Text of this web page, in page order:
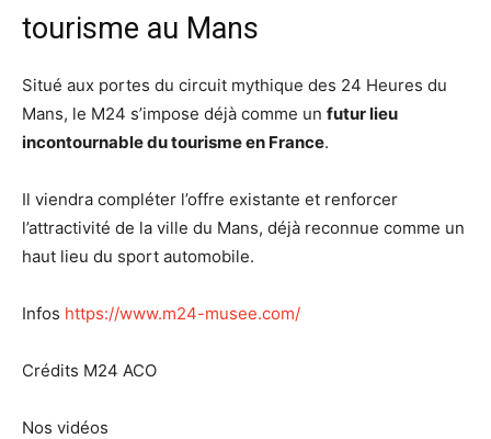
tourisme au Mans
Situé aux portes du circuit mythique des 24 Heures du
Mans, le M24 s’impose déjà comme un futur lieu
incontournable du tourisme en France.
Il viendra compléter l’offre existante et renforcer
l’attractivité de la ville du Mans, déjà reconnue comme un
haut lieu du sport automobile.
Infos https://www.m24-musee.com/
Crédits M24 ACO
Nos vidéos